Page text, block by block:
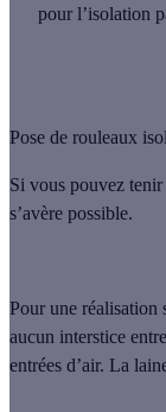
pour l’isolation
Pose de rouleaux
Si vous pouvez
s’avère possible.
Pour une réalisation
aucun interstice
entrées d’air. La